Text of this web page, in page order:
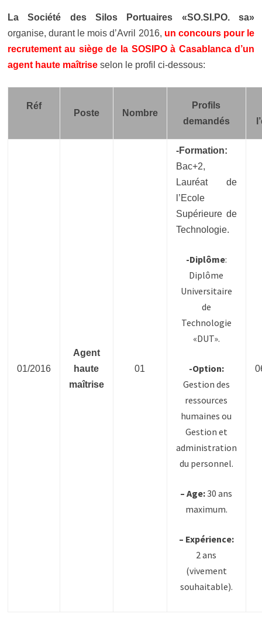
La Société des Silos Portuaires «SO.SI.PO. sa»
organise, durant le mois d’Avril 2016, un concours pour le
recrutement au siège de la SOSIPO à Casablanca d’un
agent haute maîtriseselon le profil ci-dessous:
Réf
Poste Nombre
Profils
demandés
01/2016
Agent
haute
maîtrise
01
-Formation:
Bac+2,
Lauréat de
l’Ecole
Supérieure de
Technologie.
-Diplôme:
Diplôme
Universitaire
de
Technologie
«DUT».
-Option:
Gestion des
ressources
humaines ou
Gestion et
administration
du personnel.
– Age:30 ans
maximum.
– Expérience:
2 ans
(vivement
souhaitable).